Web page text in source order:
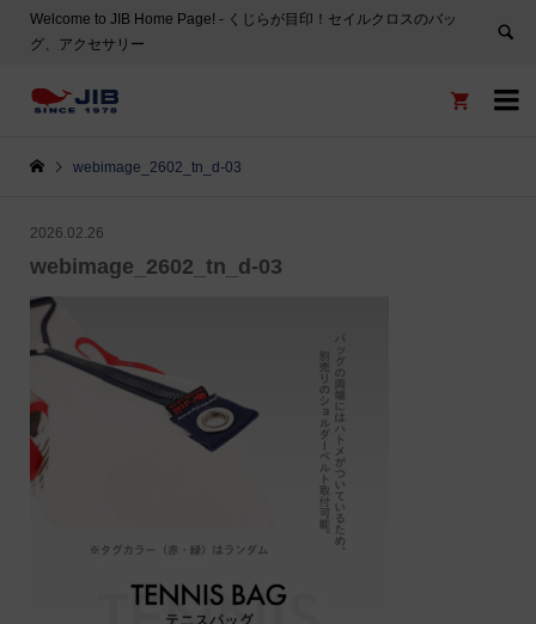
Welcome to JIB Home Page! ‐ くじらが目印！セイルクロスのバッ
グ、アクセサリー


webimage_2602_tn_d-03
2026.02.26
webimage_2602_tn_d-03